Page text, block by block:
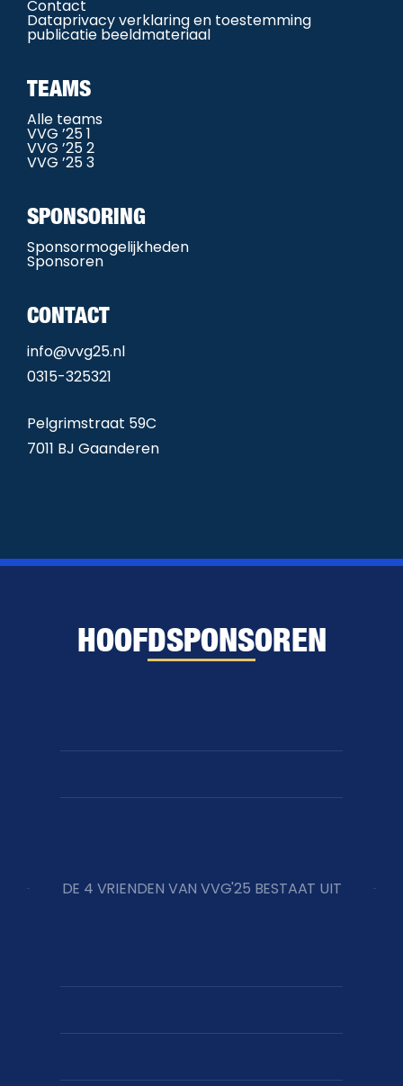
Contact
Dataprivacy verklaring en toestemming
publicatie beeldmateriaal
TEAMS
Alle teams
VVG ’25 1
VVG ’25 2
VVG ’25 3
SPONSORING
Sponsormogelijkheden
Sponsoren
CONTACT
info@vvg25.nl
0315-325321
Pelgrimstraat 59C
7011 BJ Gaanderen
HOOFDSPONSOREN
DE 4 VRIENDEN VAN VVG'25 BESTAAT UIT